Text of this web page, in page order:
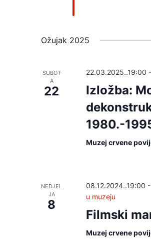
Ožujak 2025
SUBOT
A
22
22.03.2025..19:00 -
Izložba:
1980.-
Muzej crvene
NEDJEL
JA
8
08.12.2024..19:00 -
u muzeju
Filmski
Muzej crvene